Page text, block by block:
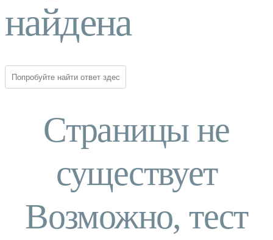
найдена
Страницы не
существует
Возможно, тест